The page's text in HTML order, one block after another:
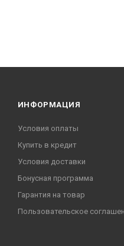
ИНФОРМАЦИЯ
Условия оплаты
Купить в кредит
Условия доставки
Бонусная программа
Гарантия на товар
Пользовательское